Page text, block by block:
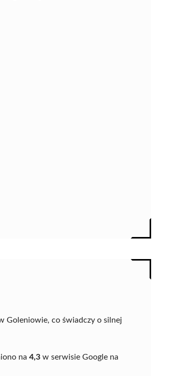
Goleniowie, co świadczy o silnej
na 4,3 w serwisie Google na